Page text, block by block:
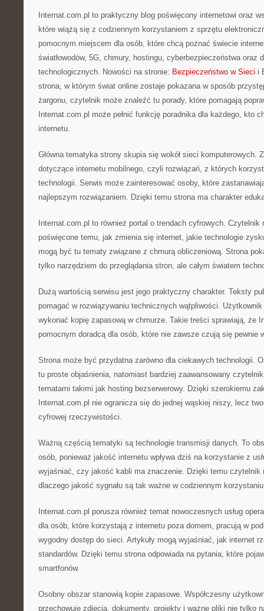
Internat.com.pl to praktyczny blog poświęcony internetowi oraz
które wiążą się z codziennym korzystaniem z sprzętu
pomocnym miejscem dla osób, które chcą poznać świecie
światłowodów, 5G, chmury, hostingu, cyberbezpieczeństwa oraz
technologicznych. Nowości na stronie: Bezpieczeństwo w Sieci i
strona, w którym świat online zostaje pokazana w sposób
żargonu, czytelnik może znaleźć tu porady, które pomagają
Internat.com.pl może pełnić funkcję poradnika dla każdego, kto
internetu.
Główna tematyka strony skupia się wokół sieci komputerowych.
dotyczące internetu mobilnego, czyli rozwiązań, z których
technologii. Serwis może zainteresować osoby, które
najlepszym rozwiązaniem. Dzięki temu strona ma charakter
Internat.com.pl to również portal o trendach cyfrowych.
poświęcone temu, jak zmienia się internet, jakie technologie
mogą być tu tematy związane z chmurą obliczeniową. Strona
tylko narzędziem do przeglądania stron, ale całym światem
Dużą wartością serwisu jest jego praktyczny charakter. Teksty
pomagać w rozwiązywaniu technicznych wątpliwości.
wykonać kopię zapasową w chmurze. Takie treści sprawiają, że
pomocnym doradcą dla osób, które nie zawsze czują się pewnie
Strona może być przydatna zarówno dla ciekawych technologii.
tu proste objaśnienia, natomiast bardziej zaawansowany
tematami takimi jak hosting bezserwerowy. Dzięki szerokiemu
Internat.com.pl nie ogranicza się do jednej wąskiej niszy, lecz
cyfrowej rzeczywistości.
Ważną częścią tematyki są technologie transmisji danych. To
osób, ponieważ jakość internetu wpływa dziś na korzystanie z
wyjaśniać, czy jakość kabli ma znaczenie. Dzięki temu czytelnik
dlaczego jakość sygnału są tak ważne w codziennym
Internat.com.pl porusza również temat nowoczesnych usług
dla osób, które korzystają z internetu poza domem, pracują w
wygodny dostęp do sieci. Artykuły mogą wyjaśniać, jak internet
standardów. Dzięki temu strona odpowiada na pytania, które
smartfonów.
Osobny obszar stanowią kopie zapasowe. Współczesny
przechowuje zdjęcia, dokumenty, projekty i ważne pliki nie tylko